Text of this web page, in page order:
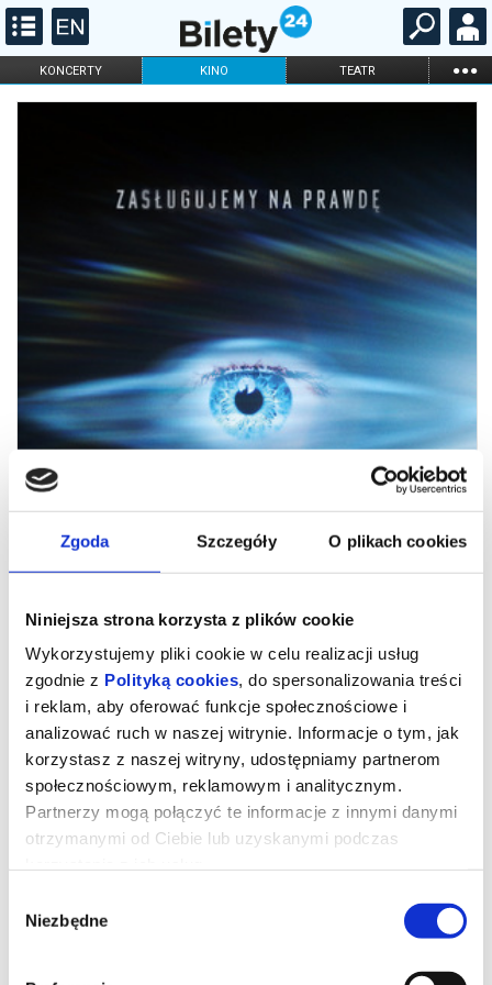
Zgoda Szczegóły O plikach cookies
Niniejsza strona korzysta z plików cookie
Wykorzystujemy pliki cookie w celu realizacji usług
zgodnie z Polityką cookies, do spersonalizowania treści
i reklam, aby oferować funkcje społecznościowe i
analizować ruch w naszej witrynie. Informacje o tym, jak
korzystasz z naszej witryny, udostępniamy partnerom
społecznościowym, reklamowym i analitycznym.
Partnerzy mogą połączyć te informacje z innymi danymi
otrzymanymi od Ciebie lub uzyskanymi podczas
zgody
Niezbędne
KONCERTY KINO TEATR ...
FILHARMONIA OPERA I BALET